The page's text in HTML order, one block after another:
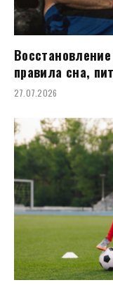
правила сна,
27.07.2026